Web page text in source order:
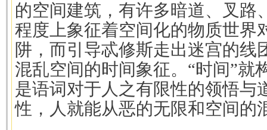
的空间建筑，有许多暗道、叉路
程度上象征着空间化的物质世界
阱，而引导忒修斯走出迷宫的线
混乱空间的时间象征。“时间”就
是语词对于人之有限性的领悟与
性，人就能从恶的无限和空间的